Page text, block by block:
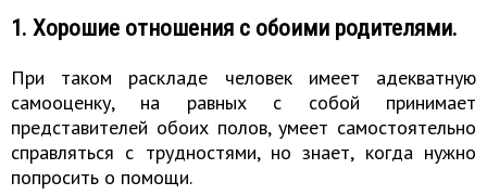
1. Хорошие отношения с обоими родителями.
При таком раскладе человек имеет адекватную
самооценку, на равных с собой принимает
представителей обоих полов, умеет самостоятельно
справляться с трудностями, но знает, когда нужно
попросить о помощи.